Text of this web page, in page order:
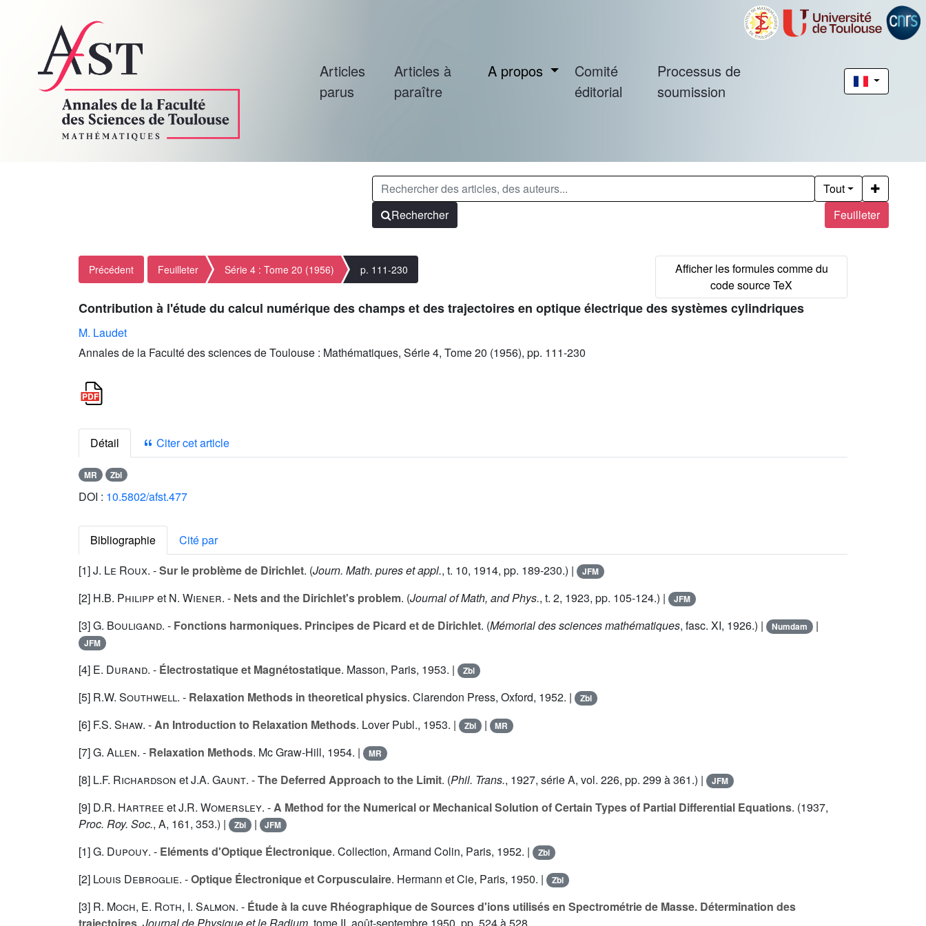
Articles
parus
Articles à
paraître
A propos
Comité
éditorial
Processus de
soumission
Feuilleter
Tout
Rechercher
Précédent Feuilleter Série 4 : Tome 20 (1956) p. 111-230
Contribution à l'étude du calcul numérique des champs et des trajectoires en optique électrique des systèmes cylindriques
M. Laudet
Annales de la Faculté des sciences de Toulouse : Mathématiques, Série 4, Tome 20 (1956), pp. 111-230
Détail Citer cet article
MR Zbl
DOI : 10.5802/afst.477
Bibliographie
Cité par
[1]J. Le Roux. -Sur le problème de Dirichlet. (Journ. Math. pures et appl., t. 10, 1914, pp. 189-230.) | JFM
[2] H.B. Philipp et N. Wiener. - Nets and the Dirichlet's problem. (Journal of Math, and Phys., t. 2, 1923, pp. 105-124.) | JFM
[3]G. Bouligand. - Fonctions harmoniques. Principes de Picard et de Dirichlet. (Mémorial des sciences mathématiques, fasc. XI, 1926.) | Numdam |
JFM
[4] E. Durand. - Électrostatique et Magnétostatique. Masson, Paris, 1953. | Zbl
[5] R.W. Southwell. - Relaxation Methods in theoretical physics. Clarendon Press, Oxford, 1952. | Zbl
[6] F.S. Shaw. -An Introduction to Relaxation Methods. Lover Publ., 1953. | Zbl | MR
[7]G. Allen. - Relaxation Methods. Mc Graw-Hill, 1954. | MR
[8] L.F. Richardson etJ.A. Gaunt. -The Deferred Approach to the Limit. (Phil. Trans., 1927, série A, vol. 226, pp. 299 à 361.) | JFM
[9] D.R. Hartree etJ.R. Womersley. -A Method for the Numerical or Mechanical Solution of Certain Types of Partial Differential Equations. (1937,
Proc. Roy. Soc., A, 161, 353.) | Zbl | JFM
[1]G. Dupouy. - Eléments d'Optique Électronique. Collection, Armand Colin, Paris, 1952. | Zbl
[2] Louis Debroglie. -Optique Électronique et Corpusculaire. Hermann et Cie, Paris, 1950. | Zbl
[3] R. Moch, E. Roth, I. Salmon. - Étude à la cuve Rhéographique de Sources d'ions utilisés en Spectrométrie de Masse. Détermination des